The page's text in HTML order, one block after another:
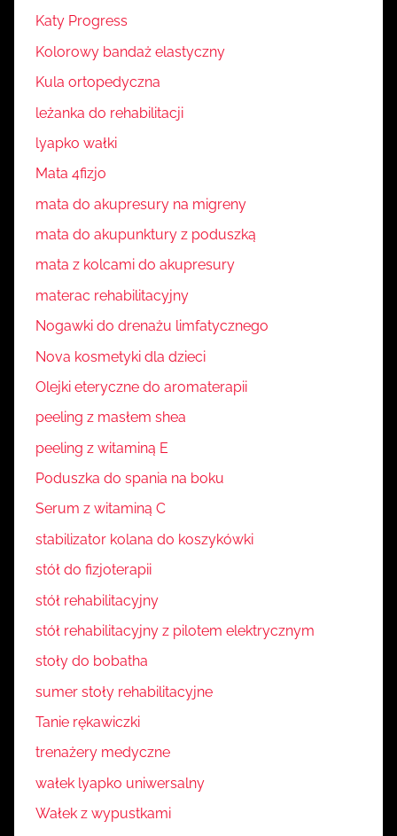
Katy Progress
Kolorowy bandaż elastyczny
Kula ortopedyczna
leżanka do rehabilitacji
lyapko wałki
Mata 4fizjo
mata do akupresury na migreny
mata do akupunktury z poduszką
mata z kolcami do akupresury
materac rehabilitacyjny
Nogawki do drenażu limfatycznego
Nova kosmetyki dla dzieci
Olejki eteryczne do aromaterapii
peeling z masłem shea
peeling z witaminą E
Poduszka do spania na boku
Serum z witaminą C
stabilizator kolana do koszykówki
stół do fizjoterapii
stół rehabilitacyjny
stół rehabilitacyjny z pilotem elektrycznym
stoły do bobatha
sumer stoły rehabilitacyjne
Tanie rękawiczki
trenażery medyczne
wałek lyapko uniwersalny
Wałek z wypustkami